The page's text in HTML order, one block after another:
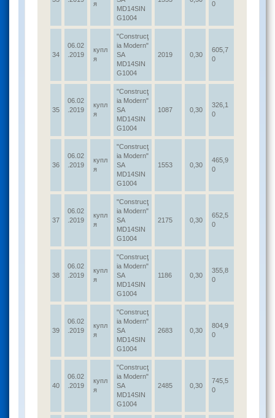
я
MD14SIN
G1004
0
34
06.02
.2019
купл
я
"Construcţ
ia Modern"
SA
MD14SIN
G1004
2019 0,30
605,7
0
35
06.02
.2019
купл
я
"Construcţ
ia Modern"
SA
MD14SIN
G1004
1087 0,30
326,1
0
36
06.02
.2019
купл
я
"Construcţ
ia Modern"
SA
MD14SIN
G1004
1553 0,30
465,9
0
37
06.02
.2019
купл
я
"Construcţ
ia Modern"
SA
MD14SIN
G1004
2175 0,30
652,5
0
38
06.02
.2019
купл
я
"Construcţ
ia Modern"
SA
MD14SIN
G1004
1186 0,30
355,8
0
39
06.02
.2019
купл
я
"Construcţ
ia Modern"
SA
MD14SIN
G1004
2683 0,30
804,9
0
40
06.02
.2019
купл
я
"Construcţ
ia Modern"
SA
MD14SIN
G1004
2485 0,30
745,5
0